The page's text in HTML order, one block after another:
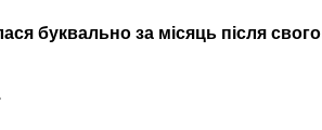
буквально за місяць після свого